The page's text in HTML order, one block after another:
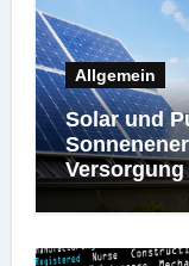
Allgemein
Solar und